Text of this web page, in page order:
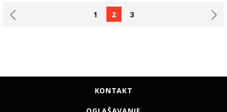
1 2 3
KONTAKT